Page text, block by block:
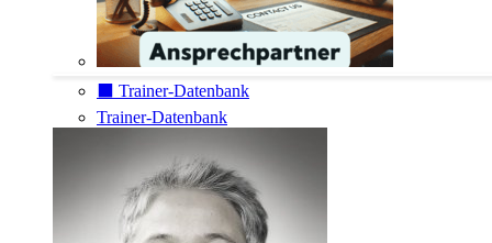
⬛️ Trainer-Datenbank
Trainer-Datenbank